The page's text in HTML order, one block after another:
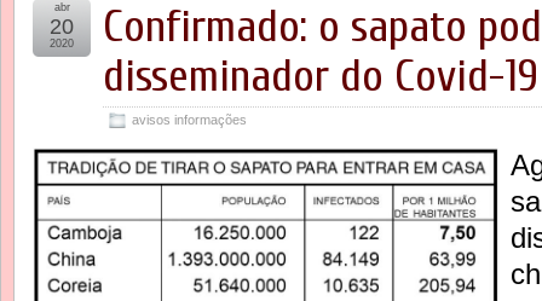
Confirmado: o sapato
disseminador do Covid-19
avisos informações
abr
20
2020